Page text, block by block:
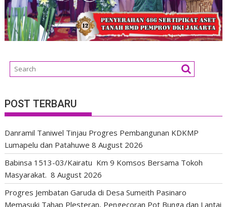
POST TERBARU
Danramil Taniwel Tinjau Progres Pembangunan KDKMP
Lumapelu dan Patahuwe 8 August 2026
Babinsa 1513-03/Kairatu Km 9 Komsos Bersama Tokoh
Masyarakat. 8 August 2026
Progres Jembatan Garuda di Desa Sumeith Pasinaro
Memasuki Tahap Plesteran, Pengecoran Pot Bunga dan Lantai